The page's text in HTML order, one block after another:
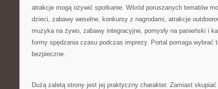
atrakcje mogą ożywić spotkanie. Wśród poruszanych tematów
dzieci, zabawy weselne, konkursy z nagrodami, atrakcje
muzyka na żywo, zabawy integracyjne, pomysły na panieński i
formy spędzania czasu podczas imprezy. Portal pomaga wybrać
bezpieczne.
Dużą zaletą strony jest jej praktyczny charakter. Zamiast skupiać